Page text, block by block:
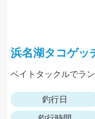
浜名湖タコゲッ
ベイトタックルでラン
釣行日